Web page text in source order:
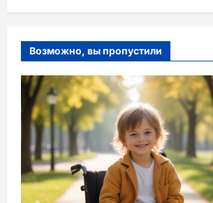
Возможно, вы пропустили